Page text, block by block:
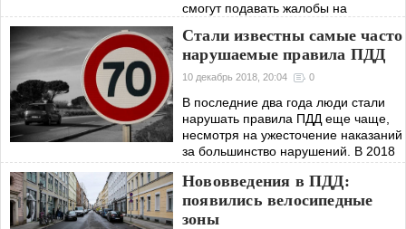
смогут подавать жалобы на
правила ПДД. Речь идет о
специальном приложении, которое
будет общедоступным.
Стали известны самые часто
нарушаемые правила ПДД
10 декабрь 2018, 20:04 0
В последние два года люди стали
нарушать правила ПДД еще чаще,
несмотря на ужесточение наказаний
за большинство нарушений. В 2018
году количество нарушений,
зафиксированных камерами,
увеличилось на
Нововведения в ПДД:
появились велосипедные
зоны